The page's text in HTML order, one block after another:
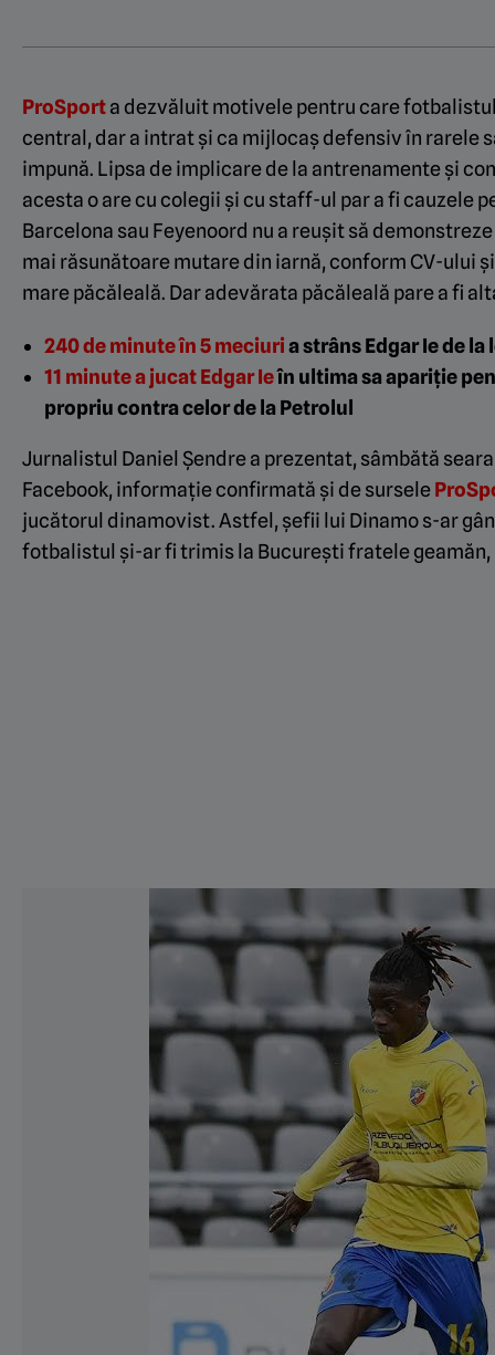
ProSporta dezvăluit motivele pentru care
central, dar a intrat și ca mijlocaș defensiv în rarele
impună. Lipsa de implicare de la antrenamente și
acesta o are cu colegii și cu staff-ul par a fi cauzele
Barcelona sau Feyenoord nu a reușit să
mai răsunătoare mutare din iarnă, conform CV-ului
mare păcăleală. Dar adevărata păcăleală pare a fi
240 de minute în 5 meciuria strâns Edgar Ie de
11 minute a jucatEdgar Ieîn ultima sa apariție
propriu contra celor de la Petrolul
Jurnalistul Daniel Șendrea prezentat, sâmbătă
Facebook, informație confirmată și de sursele
jucătorul dinamovist. Astfel, șefii lui Dinamo s-ar
fotbalistul și-ar fi trimis la București fratele geamăn,